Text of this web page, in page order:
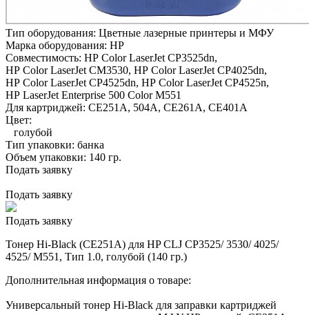
Тип оборудования: Цветные лазерные принтеры и МФУ
Марка оборудования: HP
Совместимость: HP Color LaserJet CP3525dn,
HP Color LaserJet CM3530, HP Color LaserJet CP4025dn,
HP Color LaserJet CP4525dn, HP Color LaserJet CP4525n,
HP LaserJet Enterprise 500 Color M551
Для картриджей: CE251A, 504A, CE261A, CE401A
Цвет:
голубой
Тип упаковки: банка
Объем упаковки: 140 гр.
Подать заявку
Подать заявку
Подать заявку
Тонер Hi-Black (CE251A) для HP CLJ CP3525/ 3530/ 4025/
4525/ M551, Тип 1.0, голубой (140 гр.)
Дополнительная информация о товаре:
Универсальный тонер Hi-Black для заправки картриджей